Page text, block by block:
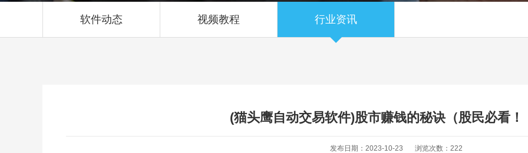
软件动态 视频教程 行业资讯
(猫头鹰自动交易软件)股市赚钱的秘诀（股民必看！
发布日期：2023-10-23 浏览次数： 222